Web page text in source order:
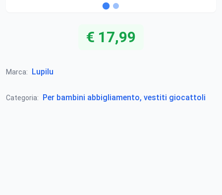
€ 17,99
Marca: Lupilu
Categoria: Per bambini abbigliamento, vestiti giocattoli